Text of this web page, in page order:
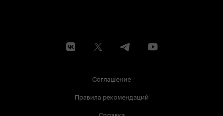
Соглашение
Правила рекомендаций
Справка